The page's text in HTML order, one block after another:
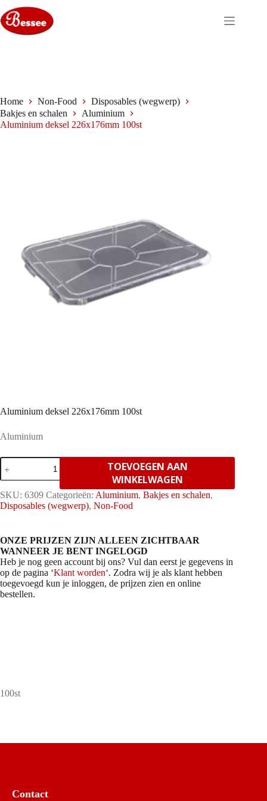
naar
de
inhoud
Home Non-Food
Disposables (wegwerp)
Bakjes en schalen
Aluminium
Aluminium deksel 226x176mm 100st
Aluminium deksel 226x176mm 100st
Aluminium
Aluminium
deksel
226x176mm
100st
aantal
TOEVOEGEN AAN
WINKELWAGEN
SKU: 6309 Categorieën: Aluminium, Bakjes en schalen,
Disposables (wegwerp), Non-Food
ONZE PRIJZEN ZIJN ALLEEN ZICHTBAAR
WANNEER JE BENT INGELOGD
Heb je nog geen account bij ons? Vul dan eerst je gegevens in
op de pagina ‘Klant worden‘. Zodra wij je als klant hebben
toegevoegd kun je inloggen, de prijzen zien en online
bestellen.
100st
Contact